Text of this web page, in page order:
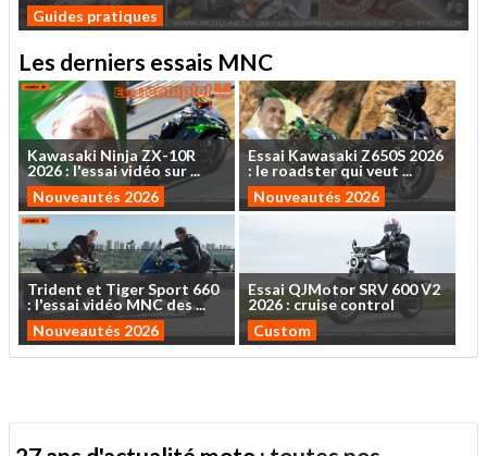
Guides pratiques
Les derniers essais MNC
Kawasaki NinjaZX-10R
2026: l'essaividéo sur...
Nouveautés 2026
Essai Kawasaki Z650S 2026
: le roadsterquiveut ...
Nouveautés 2026
Trident et TigerSport 660
: l'essaividéo MNCdes...
Nouveautés 2026
EssaiQJMotorSRV 600V2
2026 : cruise control
Custom